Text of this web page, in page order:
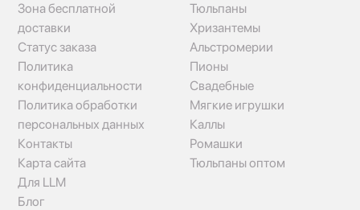
Зона бесплатной
доставки
Статус заказа
Политика
конфиденциальности
Политика обработки
персональных данных
Контакты
Карта сайта
Для LLM
Блог
Тюльпаны
Хризантемы
Альстромерии
Пионы
Свадебные
Мягкие игрушки
Каллы
Ромашки
Тюльпаны оптом